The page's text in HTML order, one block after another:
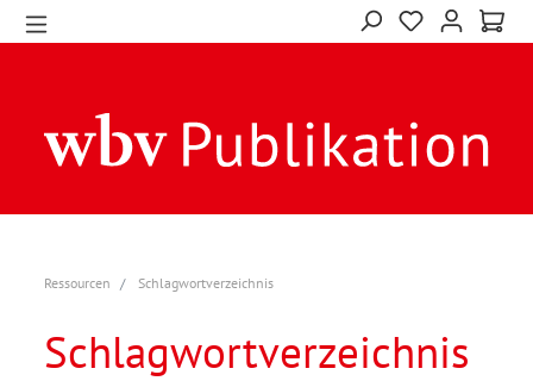
Ressourcen Schlagwortverzeichnis
Schlagwortverzeichnis